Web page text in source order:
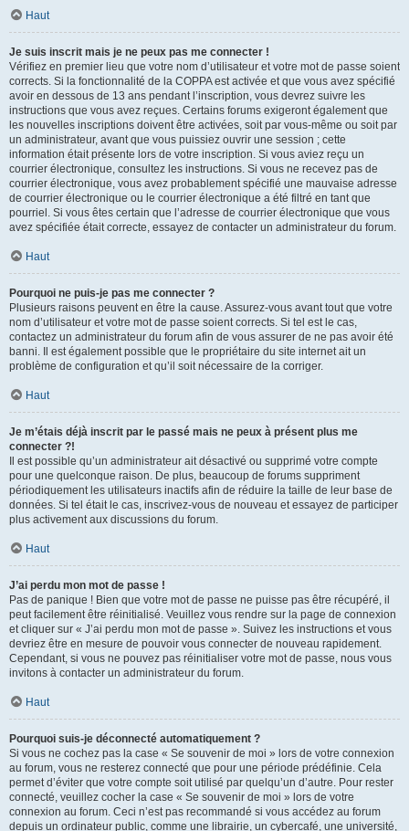
Haut
Je suis inscrit mais je ne peux pas me connecter !
Vérifiez en premier lieu que votre nom d’utilisateur et votre mot de passe soient
corrects. Si la fonctionnalité de la COPPA est activée et que vous avez spécifié
avoir en dessous de 13 ans pendant l’inscription, vous devrez suivre les
instructions que vous avez reçues. Certains forums exigeront également que
les nouvelles inscriptions doivent être activées, soit par vous-même ou soit par
un administrateur, avant que vous puissiez ouvrir une session ; cette
information était présente lors de votre inscription. Si vous aviez reçu un
courrier électronique, consultez les instructions. Si vous ne recevez pas de
courrier électronique, vous avez probablement spécifié une mauvaise adresse
de courrier électronique ou le courrier électronique a été filtré en tant que
pourriel. Si vous êtes certain que l’adresse de courrier électronique que vous
avez spécifiée était correcte, essayez de contacter un administrateur du forum.
Haut
Pourquoi ne puis-je pas me connecter ?
Plusieurs raisons peuvent en être la cause. Assurez-vous avant tout que votre
nom d’utilisateur et votre mot de passe soient corrects. Si tel est le cas,
contactez un administrateur du forum afin de vous assurer de ne pas avoir été
banni. Il est également possible que le propriétaire du site internet ait un
problème de configuration et qu’il soit nécessaire de la corriger.
Haut
Je m’étais déjà inscrit par le passé mais ne peux à présent plus me
connecter ?!
Il est possible qu’un administrateur ait désactivé ou supprimé votre compte
pour une quelconque raison. De plus, beaucoup de forums suppriment
périodiquement les utilisateurs inactifs afin de réduire la taille de leur base de
données. Si tel était le cas, inscrivez-vous de nouveau et essayez de participer
plus activement aux discussions du forum.
Haut
J’ai perdu mon mot de passe !
Pas de panique ! Bien que votre mot de passe ne puisse pas être récupéré, il
peut facilement être réinitialisé. Veuillez vous rendre sur la page de connexion
et cliquer sur « J’ai perdu mon mot de passe ». Suivez les instructions et vous
devriez être en mesure de pouvoir vous connecter de nouveau rapidement.
Cependant, si vous ne pouvez pas réinitialiser votre mot de passe, nous vous
invitons à contacter un administrateur du forum.
Haut
Pourquoi suis-je déconnecté automatiquement ?
Si vous ne cochez pas la case « Se souvenir de moi » lors de votre connexion
au forum, vous ne resterez connecté que pour une période prédéfinie. Cela
permet d’éviter que votre compte soit utilisé par quelqu’un d’autre. Pour rester
connecté, veuillez cocher la case « Se souvenir de moi » lors de votre
connexion au forum. Ceci n’est pas recommandé si vous accédez au forum
depuis un ordinateur public, comme une librairie, un cybercafé, une université,